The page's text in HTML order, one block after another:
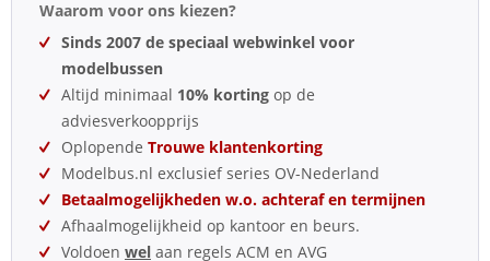
Waarom voor ons kiezen?
Sinds 2007 de speciaal webwinkel voor
modelbussen
Altijd minimaal 10% korting op de
adviesverkoopprijs
Oplopende Trouwe klantenkorting
Modelbus.nl exclusief series OV-Nederland
Betaalmogelijkheden w.o. achteraf en termijnen
Afhaalmogelijkheid op kantoor en beurs.
Voldoen wel aan regels ACM en AVG